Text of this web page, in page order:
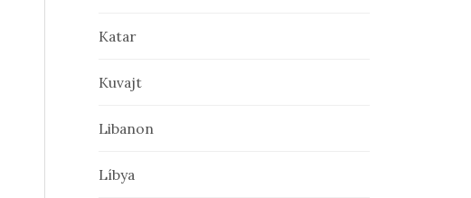
Katar
Kuvajt
Libanon
Líbya